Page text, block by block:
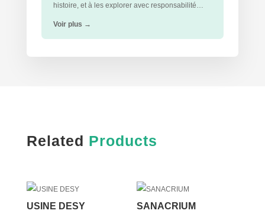
histoire, et à les explorer avec responsabilité…
Voir plus →
Related Products
USINE DESY SANACRIUM